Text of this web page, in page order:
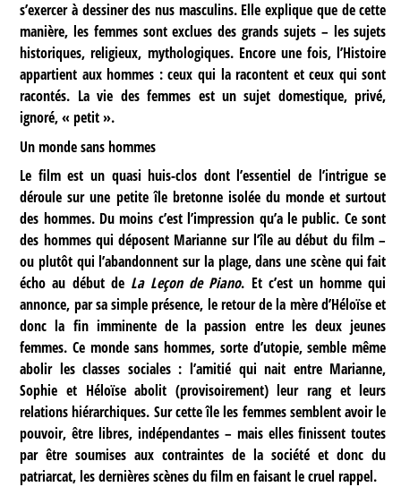
s’exercer à dessiner des nus masculins. Elle explique que de cette
manière, les femmes sont exclues des grands sujets – les sujets
historiques, religieux, mythologiques. Encore une fois, l’Histoire
appartient aux hommes : ceux qui la racontent et ceux qui sont
racontés. La vie des femmes est un sujet domestique, privé,
ignoré, « petit ».
Un monde sans hommes
Le film est un quasi huis-clos dont l’essentiel de l’intrigue se
déroule sur une petite île bretonne isolée du monde et surtout
des hommes. Du moins c’est l’impression qu’a le public. Ce sont
des hommes qui déposent Marianne sur l’île au début du film –
ou plutôt qui l’abandonnent sur la plage, dans une scène qui fait
écho au début de La Leçon de Piano. Et c’est un homme qui
annonce, par sa simple présence, le retour de la mère d’Héloïse et
donc la fin imminente de la passion entre les deux jeunes
femmes. Ce monde sans hommes, sorte d’utopie, semble même
abolir les classes sociales : l’amitié qui nait entre Marianne,
Sophie et Héloïse abolit (provisoirement) leur rang et leurs
relations hiérarchiques. Sur cette île les femmes semblent avoir le
pouvoir, être libres, indépendantes – mais elles finissent toutes
par être soumises aux contraintes de la société et donc du
patriarcat, les dernières scènes du film en faisant le cruel rappel.